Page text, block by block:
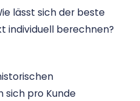
lässt sich der beste
individuell berechnen?
sich pro Kunde